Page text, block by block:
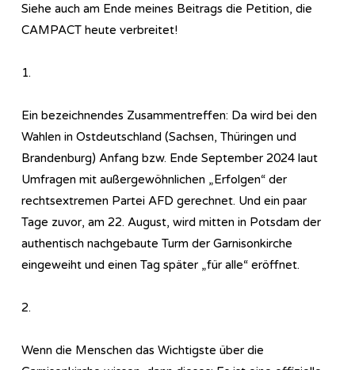
Siehe auch am Ende meines Beitrags die Petition, die
CAMPACT heute verbreitet!
1.
Ein bezeichnendes Zusammentreffen: Da wird bei den
Wahlen in Ostdeutschland (Sachsen, Thüringen und
Brandenburg) Anfang bzw. Ende September 2024 laut
Umfragen mit außergewöhnlichen „Erfolgen“ der
rechtsextremen Partei AFD gerechnet. Und ein paar
Tage zuvor, am 22. August, wird mitten in Potsdam der
authentisch nachgebaute Turm der Garnisonkirche
eingeweiht und einen Tag später „für alle“ eröffnet.
2.
Wenn die Menschen das Wichtigste über die